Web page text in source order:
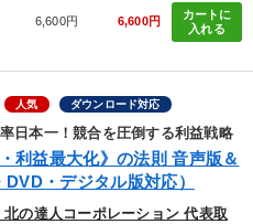
6,600円 6,600円
カートに
入れる
人気 ダウンロード対応
日本一！競合を圧倒する利益戦略
利益最大化》の法則 音声版＆
・デジタル版対応）
の達人コーポレーション 代表取